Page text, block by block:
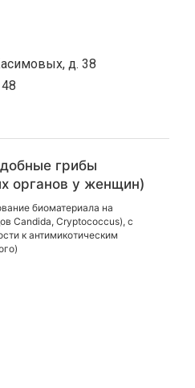
д. 38
грибы
органов у женщин)
биоматериала на
Candida, Cryptococcus), с
к антимикотическим